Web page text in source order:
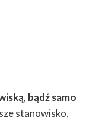
bądź samo
stanowisko,